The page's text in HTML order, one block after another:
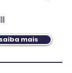
saiba mais